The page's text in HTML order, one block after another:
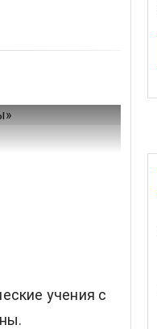
учения с